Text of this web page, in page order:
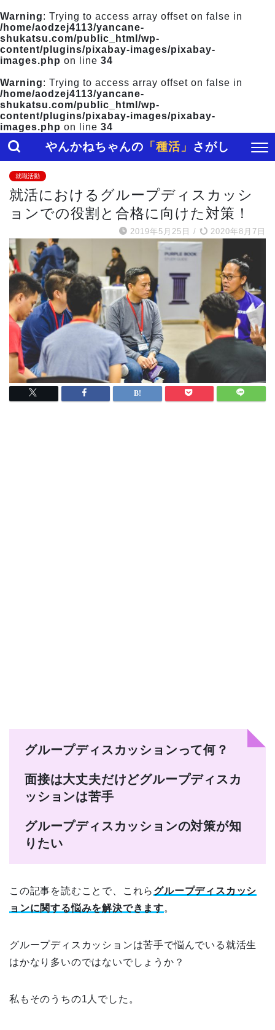
Warning: Trying to access array offset on false in
/home/aodzej4113/yancane-
shukatsu.com/public_html/wp-
content/plugins/pixabay-images/pixabay-
images.php on line 34
Warning: Trying to access array offset on false in
/home/aodzej4113/yancane-
shukatsu.com/public_html/wp-
content/plugins/pixabay-images/pixabay-
images.php on line 34
やんかねちゃんの 「種活」 さがし
就職活動
就活におけるグループディスカッシ
ョンでの役割と合格に向けた対策！
2019年5月25日 / 2020年8月7日
グループディスカッションって何？
面接は大丈夫だけどグループディスカ
ッションは苦手
グループディスカッションの対策が知
りたい
この記事を読むことで、これら グループディスカッシ
ョンに関する悩みを解決できます。
グループディスカッションは苦手で悩んでいる就活生
はかなり多いのではないでしょうか？
私もそのうちの1人でした。